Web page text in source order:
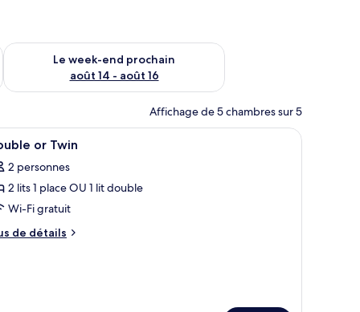
août 7 - août 9
Le week-end prochain
août 14 - août 16
Vérifier la disponibilité pour le week-end prochain août 14 -
Affichage de 5 chambres sur 5
la verdure par la fenêtre.
une valise et une vue sur l’extérieur.Un buffet de petit-déjeuner proposant une
2 or Twin
2 personnes
2 lits 1 place OU 1 lit double
Wi-Fi gratuit
de détails